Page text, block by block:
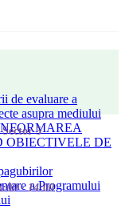
de evaluare a
asupra mediului
OBIECTIVELE DE
a Programului
5
- 14:00